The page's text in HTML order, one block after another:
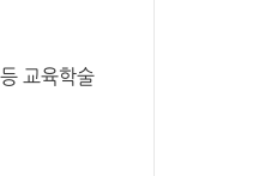
교육학술